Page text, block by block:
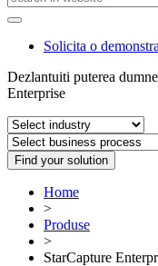
Solicita o
Dezlantuiti puterea
Enterprise
Find your solution
Home
>
Produse
>
StarCapture